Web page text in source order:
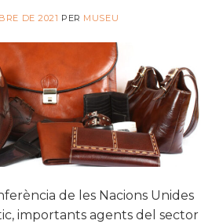
DE 2021 PER MUSEU
de les Nacions Unides
importants agents del sector